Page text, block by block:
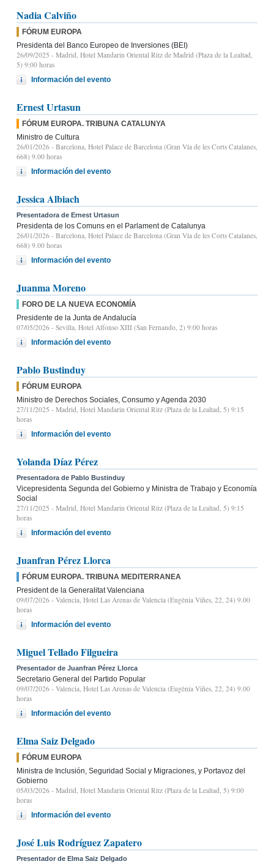
Nadia Calviño
FÓRUM EUROPA
Presidenta del Banco Europeo de Inversiones (BEI)
26/09/2025 - Madrid, Hotel Mandarin Oriental Ritz de Madrid (Plaza de la Lealtad,
5) 9:00 horas
Información del evento
Ernest Urtasun
FÓRUM EUROPA. TRIBUNA CATALUNYA
Ministro de Cultura
26/01/2026 - Barcelona, Hotel Palace de Barcelona (Gran Vía de les Corts Catalanes,
668) 9.00 horas
Información del evento
Jessica Albiach
Presentadora de Ernest Urtasun
Presidenta de los Comuns en el Parlament de Catalunya
26/01/2026 - Barcelona, Hotel Palace de Barcelona (Gran Vía de les Corts Catalanes,
668) 9.00 horas
Información del evento
Juanma Moreno
FORO DE LA NUEVA ECONOMÍA
Presidente de la Junta de Andalucía
07/05/2026 - Sevilla, Hotel Alfonso XIII (San Fernando, 2) 9:00 horas
Información del evento
Pablo Bustinduy
FÓRUM EUROPA
Ministro de Derechos Sociales, Consumo y Agenda 2030
27/11/2025 - Madrid, Hotel Mandarin Oriental Ritz (Plaza de la Lealtad, 5) 9:15
horas
Información del evento
Yolanda Díaz Pérez
Presentadora de Pablo Bustinduy
Vicepresidenta Segunda del Gobierno y Ministra de Trabajo y Economía
Social
27/11/2025 - Madrid, Hotel Mandarin Oriental Ritz (Plaza de la Lealtad, 5) 9:15
horas
Información del evento
Juanfran Pérez Llorca
FÓRUM EUROPA. TRIBUNA MEDITERRANEA
President de la Generalitat Valenciana
09/07/2026 - Valencia, Hotel Las Arenas de Valencia (Eugènia Viñes, 22, 24) 9.00
horas
Información del evento
Miguel Tellado Filgueira
Presentador de Juanfran Pérez Llorca
Secretario General del Partido Popular
09/07/2026 - Valencia, Hotel Las Arenas de Valencia (Eugènia Viñes, 22, 24) 9.00
horas
Información del evento
Elma Saiz Delgado
FÓRUM EUROPA
Ministra de Inclusión, Seguridad Social y Migraciones, y Portavoz del
Gobierno
05/03/2026 - Madrid, Hotel Mandarin Oriental Ritz (Plaza de la Lealtad, 5) 9:00
horas
Información del evento
José Luis Rodríguez Zapatero
Presentador de Elma Saiz Delgado